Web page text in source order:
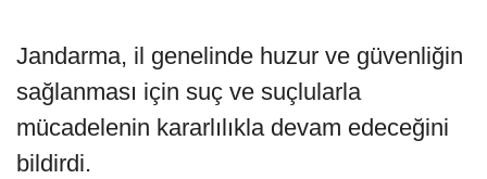
Jandarma, il genelinde huzur ve güvenliğin
sağlanması için suç ve suçlularla
mücadelenin kararlılıkla devam edeceğini
bildirdi.